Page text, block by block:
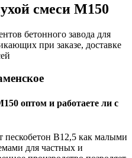
смеси М150
бетонного завода для
при заказе, доставке
оптом и работаете ли с
пескобетон В12,5 как малыми
для частных и